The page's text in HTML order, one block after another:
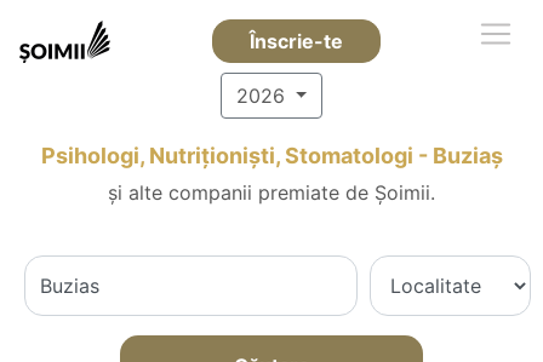
Înscrie-te
2026
Psihologi, Nutriționiști, Stomatologi - Buziaş
și alte companii premiate de Șoimii.